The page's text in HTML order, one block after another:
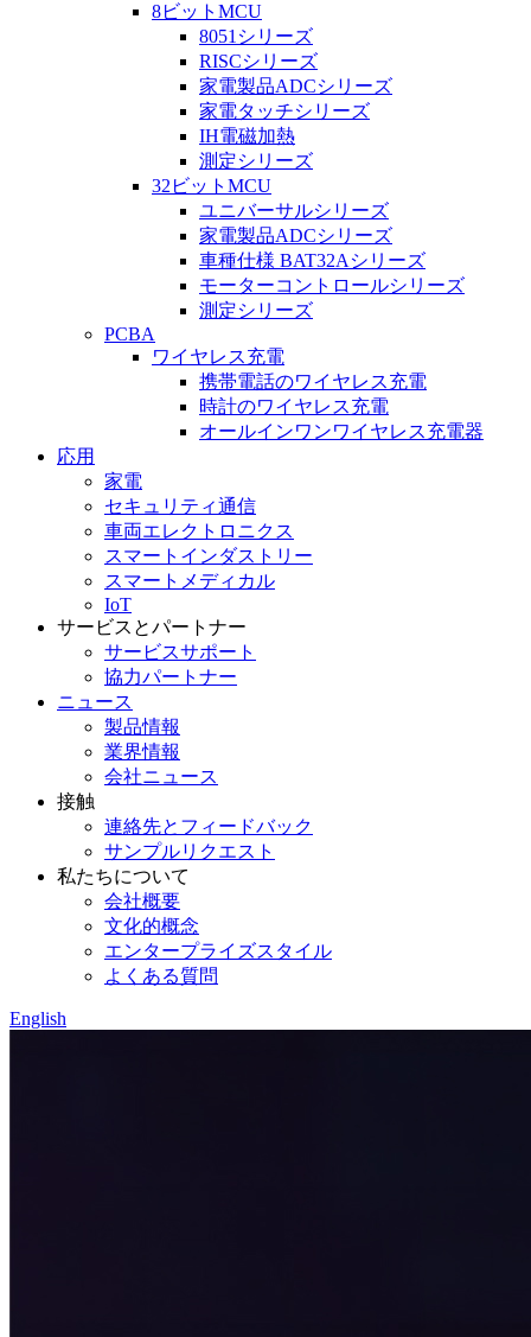
8ビットMCU
8051シリーズ
RISCシリーズ
家電製品ADCシリーズ
家電タッチシリーズ
IH電磁加熱
測定シリーズ
32ビットMCU
ユニバーサルシリーズ
家電製品ADCシリーズ
車種仕様 BAT32Aシリーズ
モーターコントロールシリーズ
測定シリーズ
PCBA
ワイヤレス充電
携帯電話のワイヤレス充電
時計のワイヤレス充電
オールインワンワイヤレス充電器
応用
家電
セキュリティ通信
車両エレクトロニクス
スマートインダストリー
スマートメディカル
IoT
サービスとパートナー
サービスサポート
協力パートナー
ニュース
製品情報
業界情報
会社ニュース
接触
連絡先とフィードバック
サンプルリクエスト
私たちについて
会社概要
文化的概念
エンタープライズスタイル
よくある質問
English